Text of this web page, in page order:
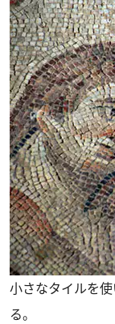
小さなタイルを
る。